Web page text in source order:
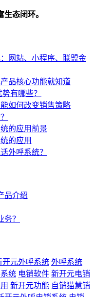
态闭环。
网站、小程序、联盟金
品核心功能就知道
有哪些？
如何改变销售策略
的应用前景
的应用
外呼系统？
品介绍
？
开元外呼系统 外呼系统
统 电销软件 新开元电销
新开元功能 自销猫慧销